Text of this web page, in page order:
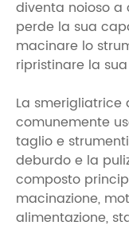
diventa noioso a
perde la sua
macinare lo
ripristinare la
La smerigliatrice
comunemente
taglio e
deburdo e la
composto
macinazione,
alimentazione,